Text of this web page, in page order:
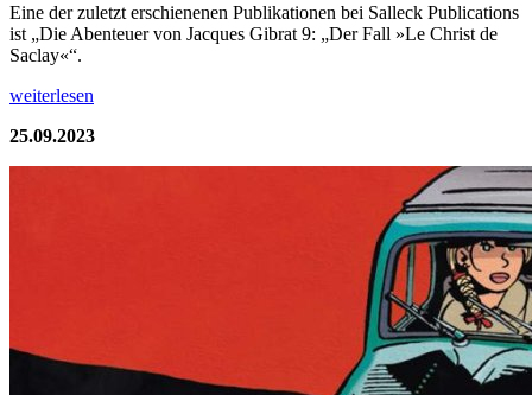
Eine der zuletzt erschienenen Publikationen bei Salleck Publications
ist „Die Abenteuer von Jacques Gibrat 9: „Der Fall »Le Christ de
Saclay«“.
weiterlesen
25.09.2023